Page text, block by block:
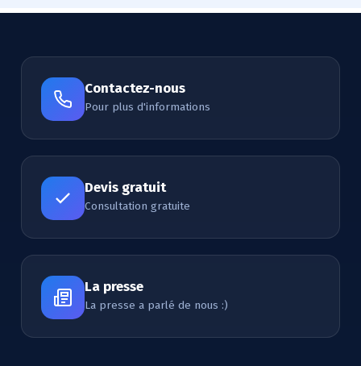
Contactez-nous
Pour plus d'informations
Devis gratuit
Consultation gratuite
La presse
La presse a parlé de nous :)